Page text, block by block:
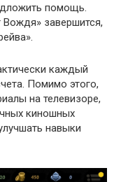
помощь.
Вождя» завершится,
каждый
Помимо этого,
на телевизоре,
киношных
навыки